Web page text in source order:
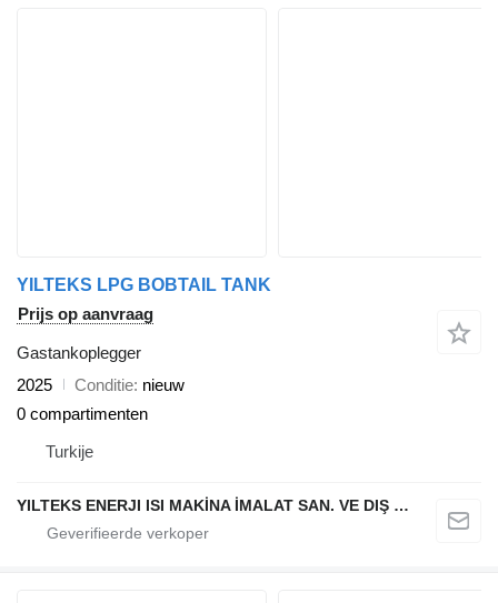
YILTEKS LPG BOBTAIL TANK
Prijs op aanvraag
Gastankoplegger
2025
Conditie nieuw
0 compartimenten
Turkije
YILTEKS ENERJI ISI MAKİNA İMALAT SAN. VE DIŞ TİC. LTD. ŞTİ.